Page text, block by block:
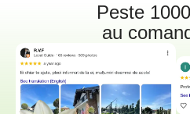
Peste
au